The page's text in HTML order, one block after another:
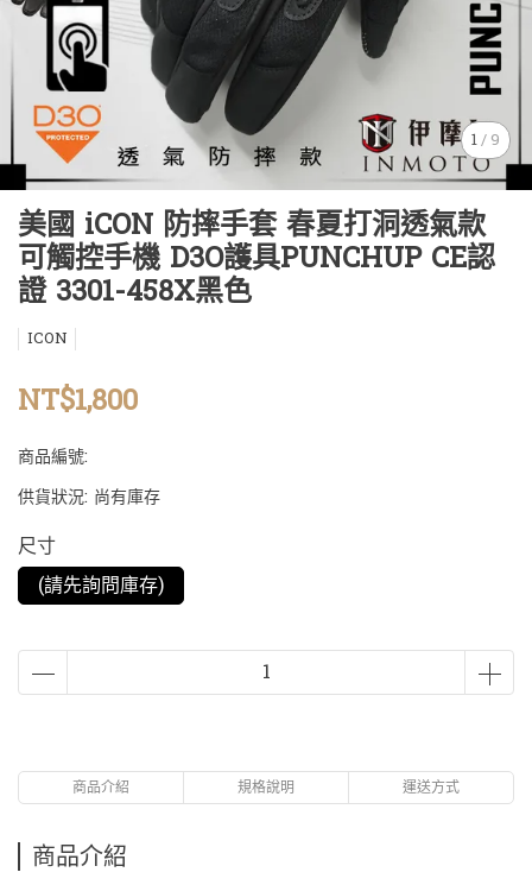
1/9
美國 iCON 防摔手套 春夏打洞透氣款
可觸控手機 D3O護具PUNCHUP CE認
證 3301-458X黑色
ICON
NT$1,800
商品編號:
供貨狀況: 尚有庫存
尺寸
(請先詢問庫存)
商品介紹 規格說明 運送方式
商品介紹